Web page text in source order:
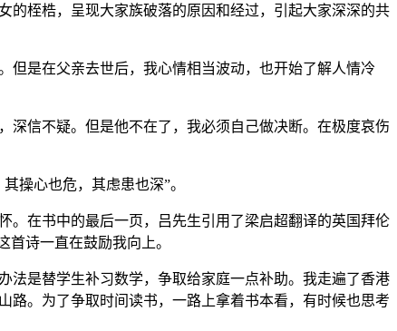
桎梏，呈现大家族破落的原因和经过，引起大家深深的共
是在父亲去世后，我心情相当波动，也开始了解人情冷
信不疑。但是他不在了，我必须自己做决断。在极度哀伤
操心也危，其虑患也深”。
在书中的最后一页，吕先生引用了梁启超翻译的英国拜伦
诗一直在鼓励我向上。
是替学生补习数学，争取给家庭一点补助。我走遍了香港
路。为了争取时间读书，一路上拿着书本看，有时候也思考